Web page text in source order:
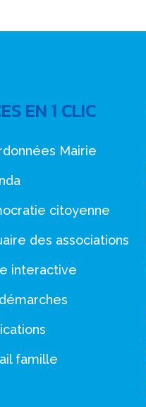
EN 1 CLIC
Mairie
citoyenne
des associations
interactive
famille